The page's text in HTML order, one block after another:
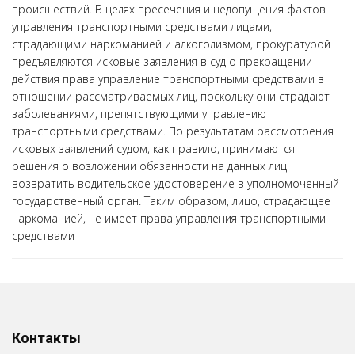
происшествий. В целях пресечения и недопущения фактов
управления транспортными средствами лицами,
страдающими наркоманией и алкоголизмом, прокуратурой
предъявляются исковые заявления в суд о прекращении
действия права управление транспортными средствами в
отношении рассматриваемых лиц, поскольку они страдают
заболеваниями, препятствующими управлению
транспортными средствами. По результатам рассмотрения
исковых заявлений судом, как правило, принимаются
решения о возложении обязанности на данных лиц
возвратить водительское удостоверение в уполномоченный
государственный орган. Таким образом, лицо, страдающее
наркоманией, не имеет права управления транспортными
средствами
Контакты